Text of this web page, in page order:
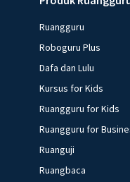
Ruangguru
Roboguru Plus
Dafa dan Lulu
Kursus for Kids
Ruangguru for Kids
Ruangguru for
Ruanguji
Ruangbaca